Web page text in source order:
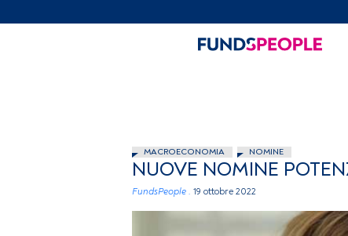
MACROECONOMIA NOMINE
NUOVE NOMINE
FundsPeople . 19 ottobre 2022